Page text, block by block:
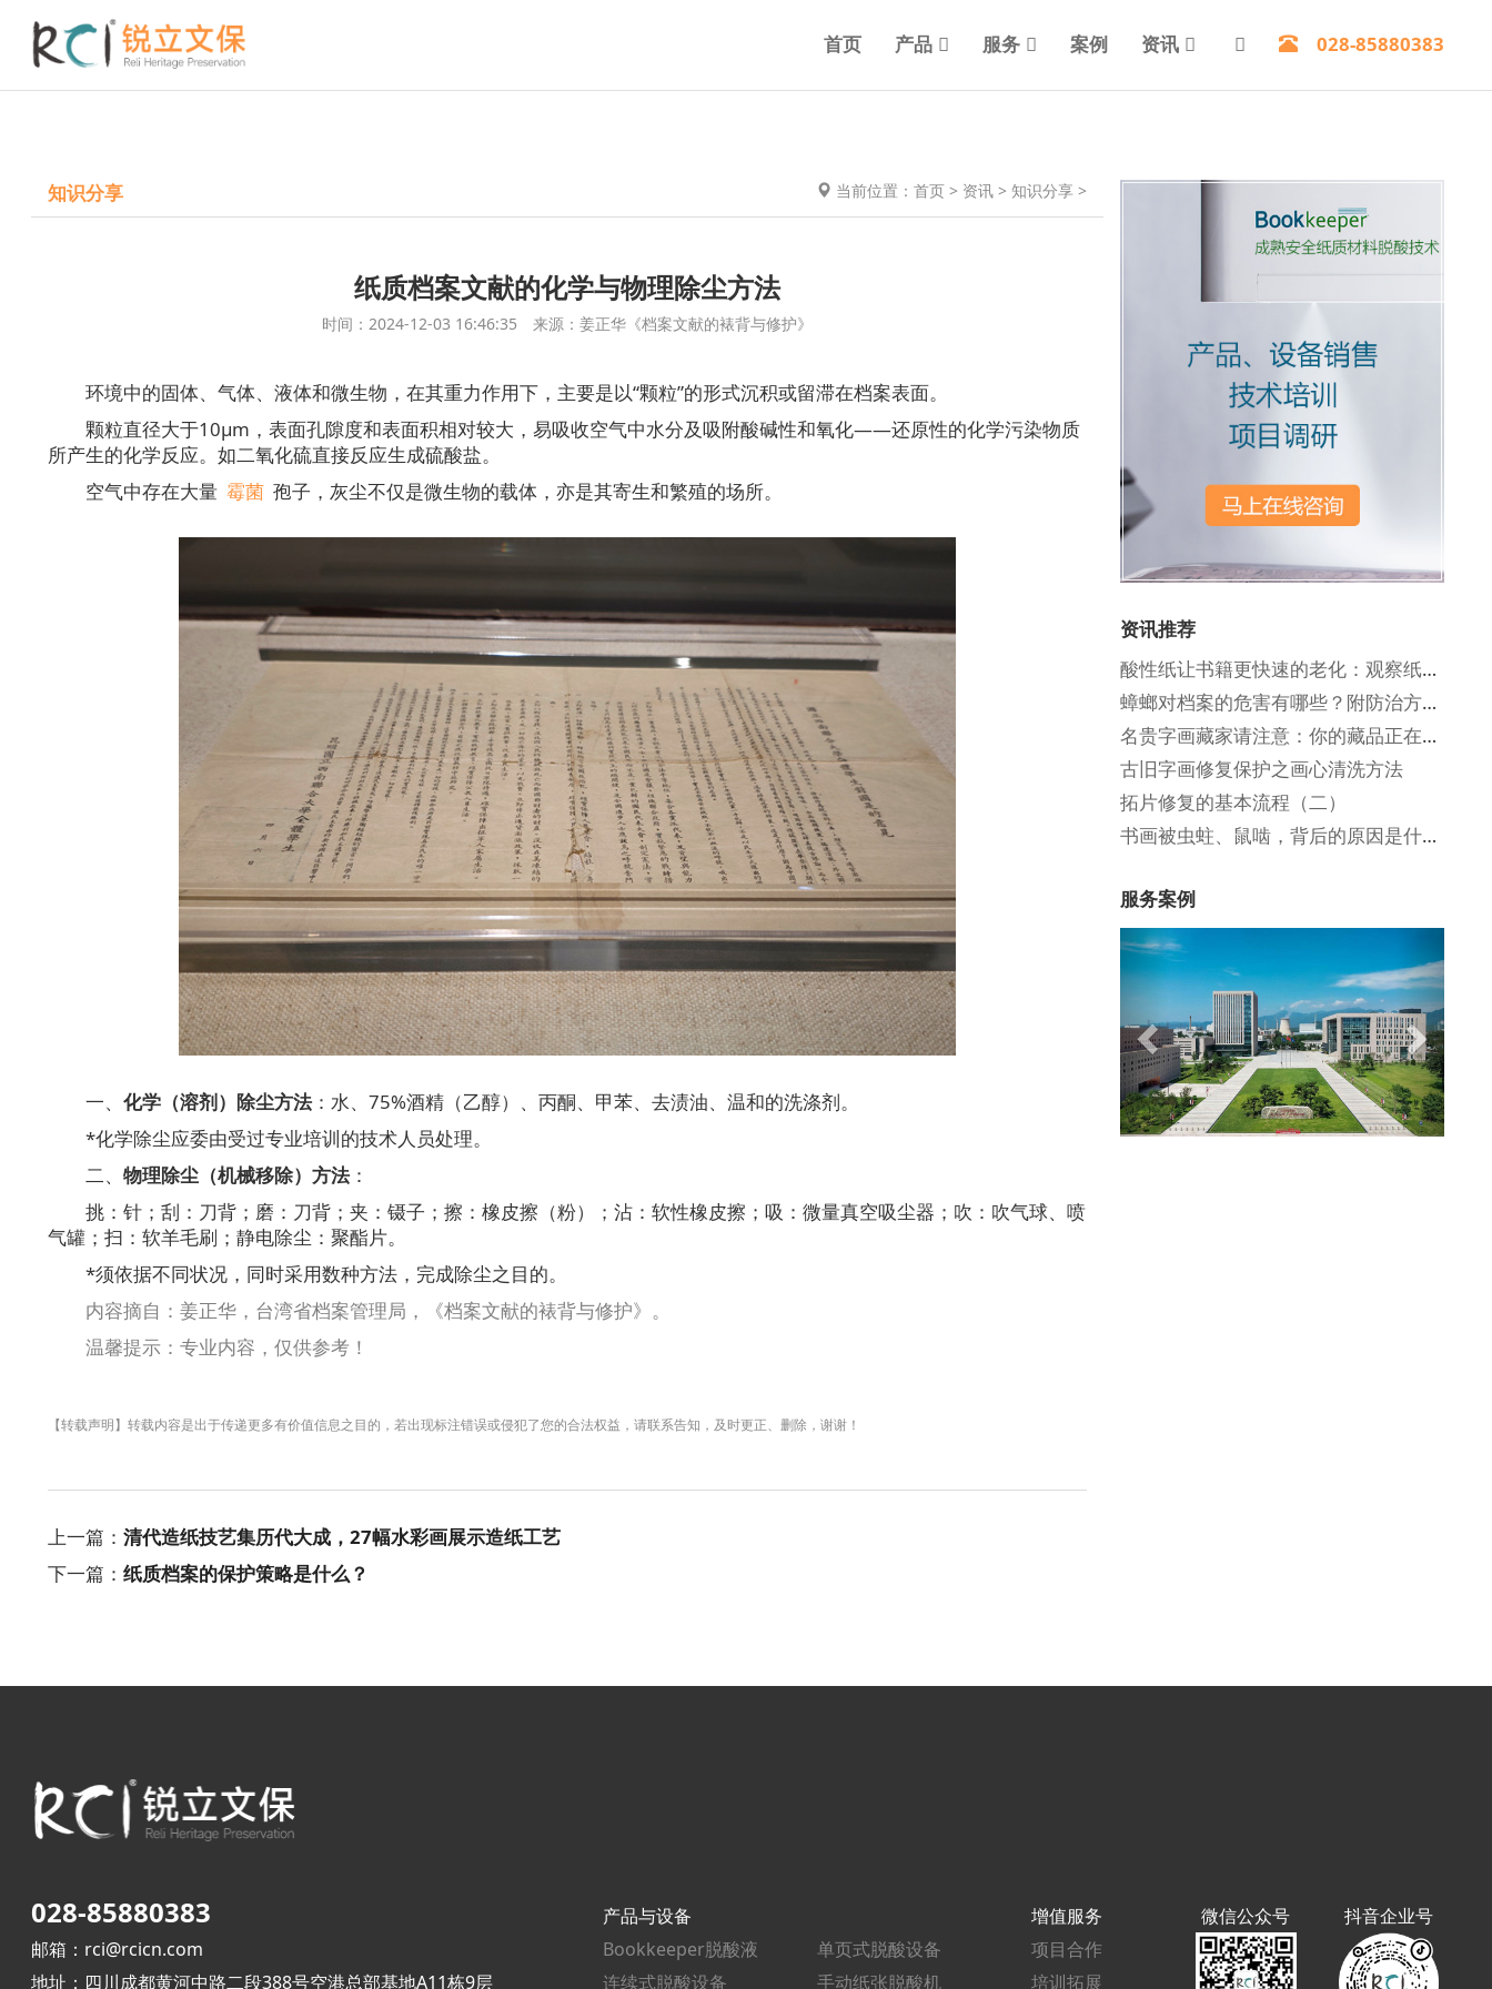
首页 产品 服务 案例 资讯 028-85880383
知识分享 当前位置： 首页> 资讯> 知识分享>
纸质档案文献的化学与物理除尘方法
时间：2024-12-03 16:46:35 来源：姜正华《档案文献的裱背与修护》
环境中的固体、气体、液体和微生物，在其重力作用下，主要是以“颗粒”的形式沉积或留滞在档案表面。
颗粒直径大于10μm，表面孔隙度和表面积相对较大，易吸收空气中水分及吸附酸碱性和氧化——还原性的化学污染物质
所产生的化学反应。如二氧化硫直接反应生成硫酸盐。
空气中存在大量 霉菌 孢子，灰尘不仅是微生物的载体，亦是其寄生和繁殖的场所。
一、化学（溶剂）除尘方法 ：水、75%酒精（乙醇）、丙酮、甲苯、去渍油、温和的洗涤剂。
*化学除尘应委由受过专业培训的技术人员处理。
二、物理除尘（机械移除）方法 ：
挑：针；刮：刀背；磨：刀背；夹：镊子；擦：橡皮擦（粉）；沾：软性橡皮擦；吸：微量真空吸尘器；吹：吹气球、喷
气罐；扫：软羊毛刷；静电除尘：聚酯片。
*须依据不同状况，同时采用数种方法，完成除尘之目的。
内容摘自：姜正华，台湾省档案管理局，《档案文献的裱背与修护》。
温馨提示：专业内容，仅供参考！
【转载声明】转载内容是出于传递更多有价值信息之目的，若出现标注错误或侵犯了您的合法权益，请联系告知，及时更正、删除，谢谢！
上一篇：清代造纸技艺集历代大成，27幅水彩画展示造纸工艺
下一篇：纸质档案的保护策略是什么？
资讯推荐
酸性纸让书籍更快速的老化：观察纸张老化和酸化
蟑螂对档案的危害有哪些？附防治方法！
名贵字画藏家请注意：你的藏品正在悄悄贬值！
古旧字画修复保护之画心清洗方法
拓片修复的基本流程（二）
书画被虫蛀、鼠啮，背后的原因是什么？
服务案例
Previous
028-85880383
邮箱：rci@rcicn.com
地址：四川成都黄河中路二段388号空港总部基地A11栋9层
产品与设备
Bookkeeper脱酸液
单页式脱酸设备
连续式脱酸设备
手动纸张脱酸机
增值服务
项目合作
培训拓展
微信公众号 抖音企业号